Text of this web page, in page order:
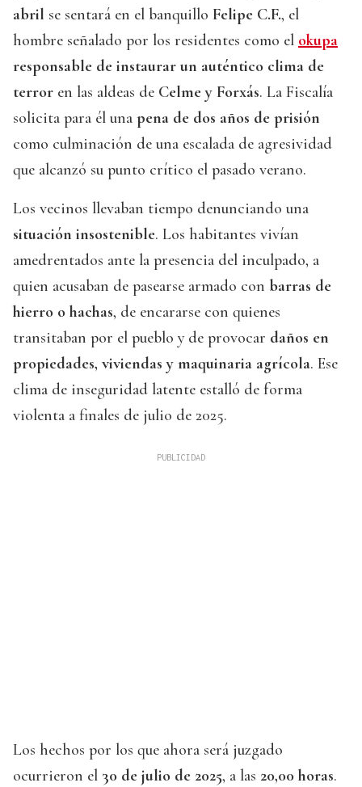
abril se sentará en el banquillo Felipe C.F., el
hombre señalado por los residentes como el okupa
responsable de instaurar un auténtico clima de
terror en las aldeas de Celme y Forxás. La Fiscalía
solicita para él una pena de dos años de prisión
como culminación de una escalada de agresividad
que alcanzó su punto crítico el pasado verano.
Los vecinos llevaban tiempo denunciando una
situación insostenible. Los habitantes vivían
amedrentados ante la presencia del inculpado, a
quien acusaban de pasearse armado con barras de
hierro o hachas, de encararse con quienes
transitaban por el pueblo y de provocar daños en
propiedades, viviendas y maquinaria agrícola. Ese
clima de inseguridad latente estalló de forma
violenta a finales de julio de 2025.
Los hechos por los que ahora será juzgado
ocurrieron el 30 de julio de 2025, a las 20,00 horas.